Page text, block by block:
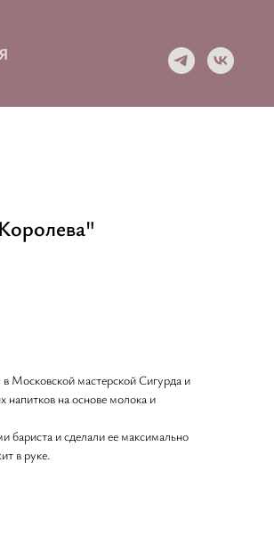
Московской мастерской Сигурда и
на основе молока и
бариста и сделали ее максимально
в руке.